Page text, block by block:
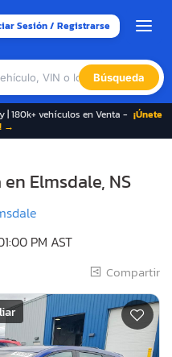
Sesión / Registrarse
Búsqueda
180k+ vehículos en Venta - ¡Únete
→
Elmsdale, NS
PM AST
Compartir